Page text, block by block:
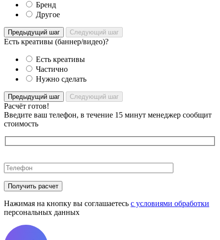
Бренд
Другое
Предыдущий шаг Следующий шаг
Есть креативы (баннер/видео)?
Есть креативы
Частично
Нужно сделать
Предыдущий шаг Следующий шаг
Расчёт готов!
Введите ваш телефон, в течение 15 минут менеджер сообщит
стоимость
это
пустым.
Нажимая на кнопку вы соглашаетесь с условиями обработки
персональных данных